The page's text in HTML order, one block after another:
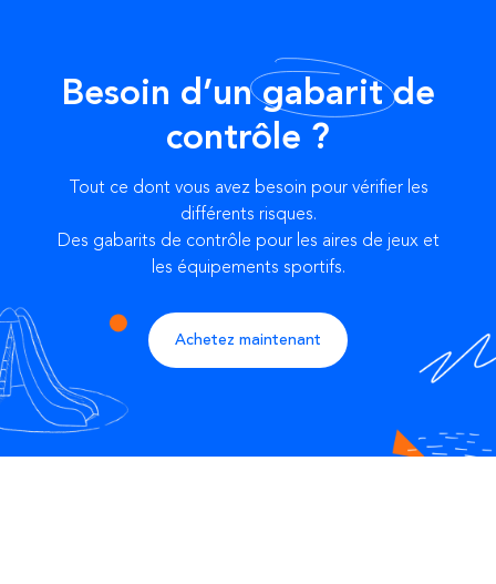
Besoin d’ungabaritde
contrôle ?
Tout ce dont vous avez besoin pour vérifier les
différents risques.
Des gabarits de contrôle pour les aires de jeux et
les équipements sportifs.
Achetez maintenant